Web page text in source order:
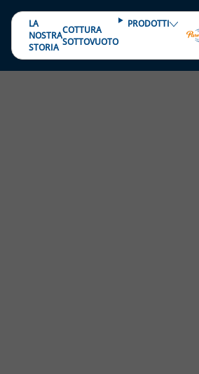
contenuto
LA
NOSTRA
STORIA
COTTURA
SOTTOVUOTO
PRODOTTI